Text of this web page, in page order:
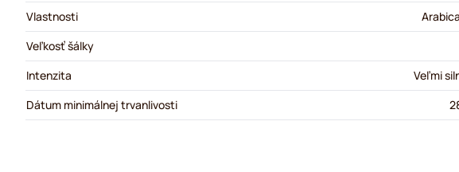
Vlastnosti
Veľkosť šálky
Intenzita
Veľmi
Dátum minimálnej trvanlivosti